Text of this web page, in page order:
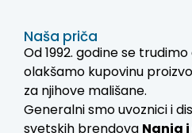
Naša priča
Od 1992. godine se
olakšamo kupovinu
za njihove mališane.
Generalni smo uvoznici i
svetskih brendova Nania i